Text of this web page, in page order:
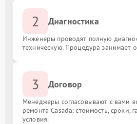
2 Диагностика
Инженеры проводят полную
техническую. Процедура занимает
3 Договор
Менеджеры согласовывают с вами
ремонта Casada: стоимость, сроки,
условия.